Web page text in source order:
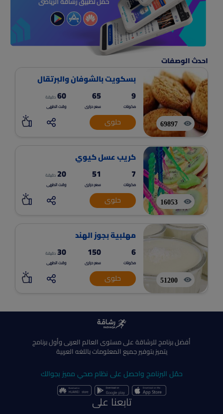
حمل تطبيق رشاقة الرياضى
احدث الوصفات
69897
بسكويت بالشوفان والبرتقال
9
مكونات
65
سعر حرارى
60 دقيقة
وقت الطهى
حلوى
16053
كريب عسل كيوي
7
مكونات
51
سعر حرارى
20 دقيقة
وقت الطهى
حلوى
51200
مهلبية بجوز الهند
6
مكونات
150
سعر حرارى
30 دقيقة
وقت الطهى
حلوى
أفضل برنامج للرشاقة على مستوى العالم العربى وأول برنامج
يتميز بتوفير جميع المعلومات باللغه العربية
حمّل البرنامج واحصل على نظام صحي مميز بجوالك
تابعنا على